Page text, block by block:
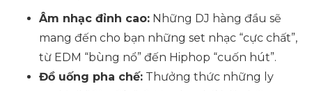
Âm nhạc đỉnh cao: Những DJ hàng đầu sẽ
mang đến cho bạn những set nhạc “cực chất”,
từ EDM “bùng nổ” đến Hiphop “cuốn hút”.
Đồ uống pha chế: Thưởng thức những ly